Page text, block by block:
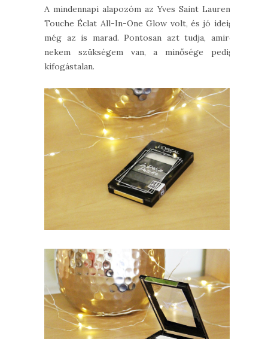
A mindennapi alapozóm az Yves Saint Laurent
Touche Éclat All-In-One Glow volt, és jó ideig
még az is marad. Pontosan azt tudja, amire
nekem szükségem van, a minősége pedig
kifogástalan.